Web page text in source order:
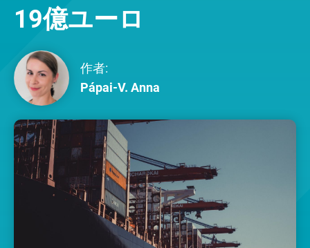
19億ユーロ
作者:
Pápai-V. Anna